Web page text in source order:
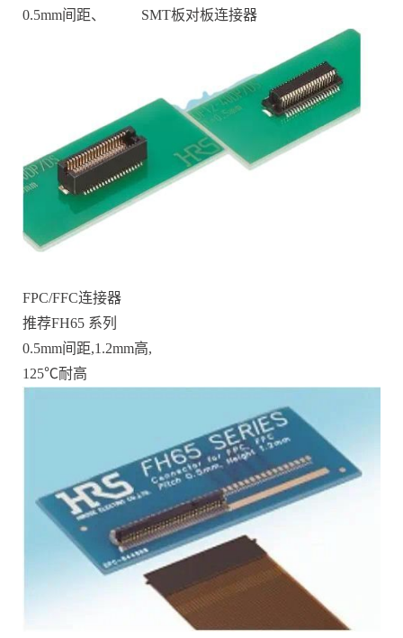
0.5mm间距、 SMT板对板连接器
FPC/FFC连接器
推荐FH65 系列
0.5mm间距,1.2mm高,
125℃耐高